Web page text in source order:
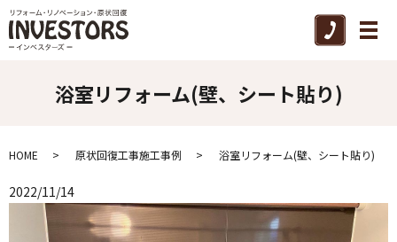
メ
浴室リフォーム(壁、シート貼り)
HOME 原状回復工事施工事例 浴室リフォーム(壁、シート貼り)
2022/11/14